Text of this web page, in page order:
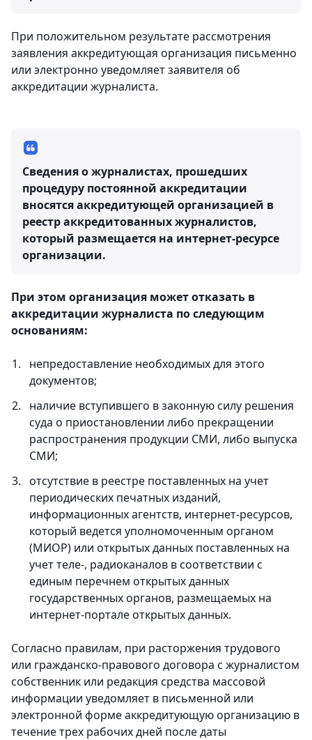
При положительном результате рассмотрения
заявления аккредитующая организация письменно
или электронно уведомляет заявителя об
аккредитации журналиста.
Сведения о журналистах, прошедших
процедуру постоянной аккредитации
вносятся аккредитующей организацией в
реестр аккредитованных журналистов,
который размещается на интернет-ресурсе
организации.
При этом организация может отказать в
аккредитации журналиста по следующим
основаниям:
непредоставление необходимых для этого
документов;
наличие вступившего в законную силу решения
суда о приостановлении либо прекращении
распространения продукции СМИ, либо выпуска
СМИ;
отсутствие в реестре поставленных на учет
периодических печатных изданий,
информационных агентств, интернет-ресурсов,
который ведется уполномоченным органом
(МИОР) или открытых данных поставленных на
учет теле-, радиоканалов в соответствии с
единым перечнем открытых данных
государственных органов, размещаемых на
интернет-портале открытых данных.
Согласно правилам, при расторжения трудового
или гражданско-правового договора с журналистом
собственник или редакция средства массовой
информации уведомляет в письменной или
электронной форме аккредитующую организацию в
течение трех рабочих дней после даты